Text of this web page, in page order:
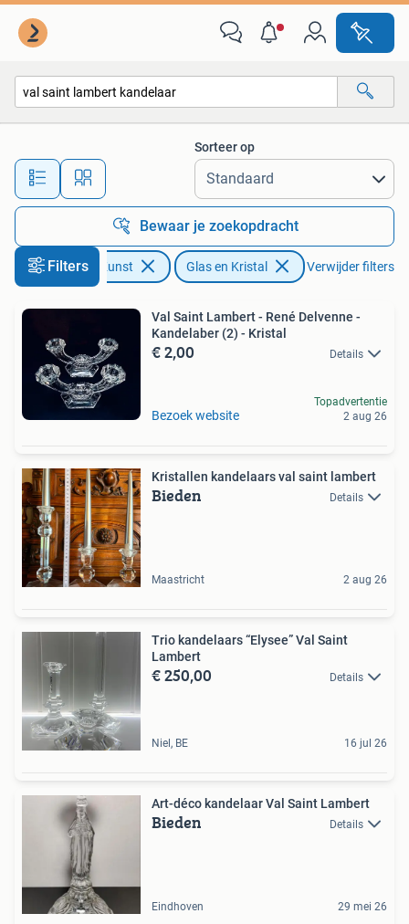
Alle afstanden…
Sorteer op
Bewaar je zoekopdracht
Filters
Antiek en Kunst Glas en Kristal Verwijder filters
Val Saint Lambert - René Delvenne -
Kandelaber (2) - Kristal
€ 2,00 Details
Bezoek website
Topadvertentie
2 aug 26
Kristallen kandelaars val saint lambert
Bieden Details
Maastricht 2 aug 26
Trio kandelaars “Elysee” Val Saint
Lambert
€ 250,00 Details
Niel, BE 16 jul 26
Art-déco kandelaar Val Saint Lambert
Bieden Details
Eindhoven 29 mei 26